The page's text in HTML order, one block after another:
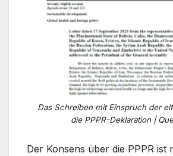
Das Schreiben mit Einspruch der
die PPPR-Deklaration |
Der Konsens über die PPPR ist